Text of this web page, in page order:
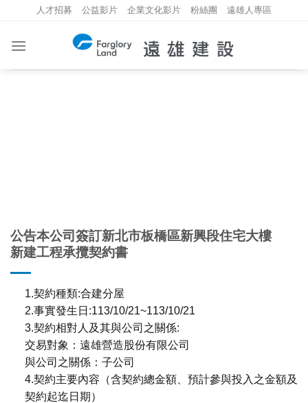
content
人才招募 公益影片 企業文化影片 粉絲團 遠雄人專區
公告本公司簽訂新北市板橋區新興段住宅大樓
新建工程承攬契約書
1.契約種類:合建分屋
2.事實發生日:113/10/21~113/10/21
3.契約相對人及其與公司之關係:
交易對象：遠雄營造股份有限公司
與公司之關係：子公司
4.契約主要內容（含契約總金額、預計參與投入之金額及
契約起迄日期）